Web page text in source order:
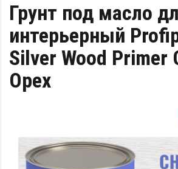
Грунт под масло
интерьерный
Silver Wood Primer
Орех